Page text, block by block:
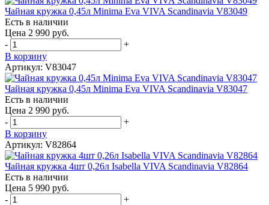
Чайная кружка 0,45л Minima Eva VIVA Scandinavia V83049
Есть в наличии
Цена 2 990 руб.
-
+
В корзину
Артикул: V83047
Чайная кружка 0,45л Minima Eva VIVA Scandinavia V83047
Есть в наличии
Цена 2 990 руб.
-
+
В корзину
Артикул: V82864
Чайная кружка 4шт 0,26л Isabella VIVA Scandinavia V82864
Есть в наличии
Цена 5 990 руб.
-
+